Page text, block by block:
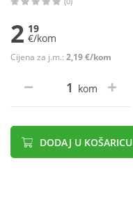
2 19
€/kom
Cijena za j.m.: 2,19 €/kom
kom
DODAJ U KOŠARICU